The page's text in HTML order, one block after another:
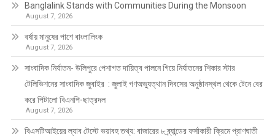
Banglalink Stands with Communities During the Monsoon
August 7, 2026
বর্ষায় মানুষের পাশে বাংলালিংক
August 7, 2026
সাংবাদিক নির্যাতন- উলিপুরে পেশাগত দায়িত্ব পালনে গিয়ে নির্যাতনের শিকার স্টার
টেলিভিশনের সাংবাদিক জুবাইর : জুলাই গণঅভ্যুত্থান দিবসের অনুষ্ঠানস্থল থেকে টেনে বের
করে পিটালো বিএনপি-ছাত্রদল
August 7, 2026
বিএসটিআইয়ের ল্যাব টেস্টে ভয়াবহ তথ্য: বাজারের ৮ ব্র্যান্ডের ফর্সাকারী ক্রিমে প্রাণঘাতী